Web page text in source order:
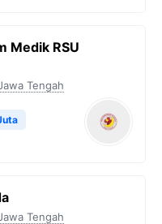
Medik RSU
Tengah
Tengah